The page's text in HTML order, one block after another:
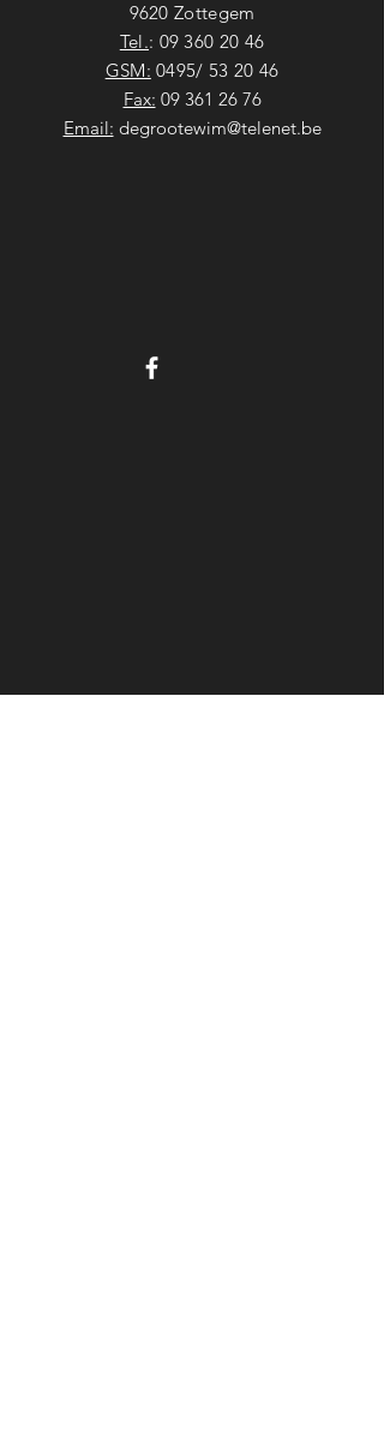
9620 Zottegem
Tel.: 09 360 20 46
GSM: 0495/ 53 20 46
Fax: 09 361 26 76
Email: degrootewim@telenet.be